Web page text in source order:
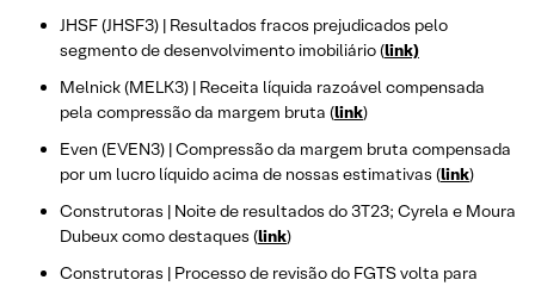
JHSF (JHSF3) | Resultados fracos prejudicados pelo
segmento de desenvolvimento imobiliário (link)
Melnick (MELK3) | Receita líquida razoável compensada
pela compressão da margem bruta (link)
Even (EVEN3) | Compressão da margem bruta compensada
por um lucro líquido acima de nossas estimativas (link)
Construtoras | Noite de resultados do 3T23; Cyrela e Moura
Dubeux como destaques (link)
Construtoras | Processo de revisão do FGTS volta para